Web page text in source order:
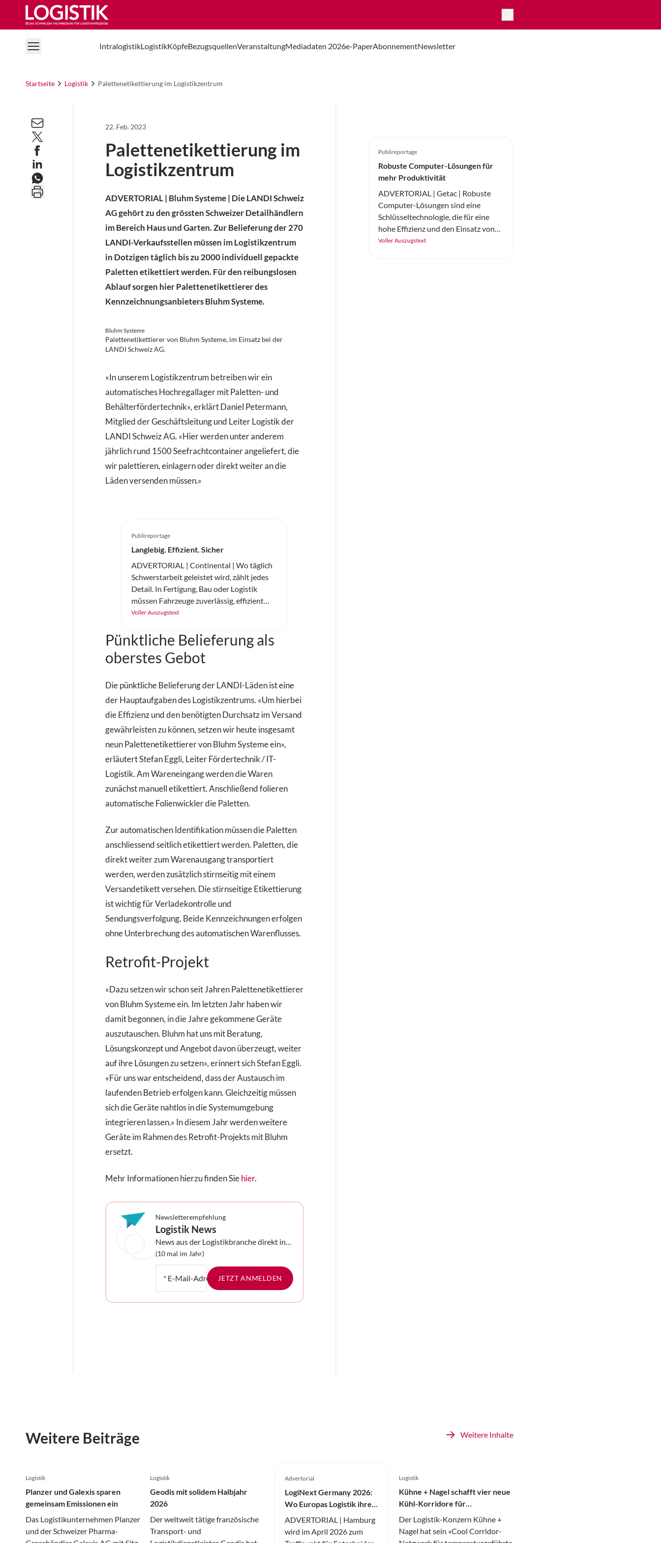
Logistik Online
IntralogistikLogistikKöpfeBezugsquellenVeranstaltungMediadaten 2026e-PaperAbonnementNewsletter
Startseite Logistik Palettenetikettierung im Logistikzentrum
22. Feb. 2023
Palettenetikettierung im
Logistikzentrum
ADVERTORIAL | Bluhm Systeme | Die LANDI Schweiz
AG gehört zu den grössten Schweizer Detailhändlern
im Bereich Haus und Garten. Zur Belieferung der 270
LANDI-Verkaufsstellen müssen im Logistikzentrum
in Dotzigen täglich bis zu 2000 individuell gepackte
Paletten etikettiert werden. Für den reibungslosen
Ablauf sorgen hier Palettenetikettierer des
Kennzeichnungsanbieters Bluhm Systeme.
Bluhm Systeme
Palettenetikettierer von Bluhm Systeme, im Einsatz bei der
LANDI Schweiz AG.
«In unserem Logistikzentrum betreiben wir ein
automatisches Hochregallager mit Paletten- und
Behälterfördertechnik», erklärt Daniel Petermann,
Mitglied der Geschäftsleitung und Leiter Logistik der
LANDI Schweiz AG. «Hier werden unter anderem
jährlich rund 1500 Seefrachtcontainer angeliefert, die
wir palettieren, einlagern oder direkt weiter an die
Läden versenden müssen.»
Publireportage
Langlebig. Effizient. Sicher
ADVERTORIAL | Continental | Wo täglich
Schwerstarbeit geleistet wird, zählt jedes
Detail. In Fertigung, Bau oder Logistik
müssen Fahrzeuge zuverlässig, effizient
und sicher arbeiten. Der «SC20+» von
Vollgummireifen – gemacht für
Höchstleistung auf jedem Untergrund.
Voller Auszugstext
Pünktliche Belieferung als
oberstes Gebot
Die pünktliche Belieferung der LANDI-Läden ist eine
der Hauptaufgaben des Logistikzentrums. «Um hierbei
die Effizienz und den benötigten Durchsatz im Versand
gewährleisten zu können, setzen wir heute insgesamt
neun Palettenetikettierer von Bluhm Systeme ein»,
erläutert Stefan Eggli, Leiter Fördertechnik / IT-
Logistik. Am Wareneingang werden die Waren
zunächst manuell etikettiert. Anschließend folieren
automatische Folienwickler die Paletten.
Zur automatischen Identifikation müssen die Paletten
anschliessend seitlich etikettiert werden. Paletten, die
direkt weiter zum Warenausgang transportiert
werden, werden zusätzlich stirnseitig mit einem
Versandetikett versehen. Die stirnseitige Etikettierung
ist wichtig für Verladekontrolle und
Sendungsverfolgung. Beide Kennzeichnungen erfolgen
ohne Unterbrechung des automatischen Warenflusses.
Retrofit-Projekt
«Dazu setzen wir schon seit Jahren Palettenetikettierer
von Bluhm Systeme ein. Im letzten Jahr haben wir
damit begonnen, in die Jahre gekommene Geräte
auszutauschen. Bluhm hat uns mit Beratung,
Lösungskonzept und Angebot davon überzeugt, weiter
auf ihre Lösungen zu setzen», erinnert sich Stefan Eggli.
«Für uns war entscheidend, dass der Austausch im
laufenden Betrieb erfolgen kann. Gleichzeitig müssen
sich die Geräte nahtlos in die Systemumgebung
integrieren lassen.» In diesem Jahr werden weitere
Geräte im Rahmen des Retrofit-Projekts mit Bluhm
ersetzt.
Mehr Informationen hierzu finden Sie hier.
Newsletterempfehlung
Logistik News
News aus der Logistikbranche direkt in
Ihrem Postfach
(10 mal im Jahr)
* E-Mail-AdresseJETZT ANMELDEN
Publireportage
Robuste Computer-Lösungen für
mehr Produktivität
ADVERTORIAL | Getac | Robuste
Computer-Lösungen sind eine
Schlüsseltechnologie, die für eine
hohe Effizienz und den Einsatz von
künstlicher Intelligenz in der Logistik
Voller Auszugstext
Weitere Beiträge Weitere Inhalte
Logistik
Planzer und Galexis sparen
gemeinsam Emissionen ein
Das Logistikunternehmen Planzer
und der Schweizer Pharma-
Logistik
Geodis mit solidem Halbjahr
2026
Der weltweit tätige französische
Transport- und
Advertorial
LogiNext Germany 2026:
Wo Europas Logistik ihre
nächste Stufe zündet
ADVERTORIAL | Hamburg
wird im April 2026 zum
Logistik
Kühne + Nagel schafft vier neue
Kühl-Korridore für
Medikamente
Der Logistik-Konzern Kühne +
Nagel hat sein «Cool Corridor-